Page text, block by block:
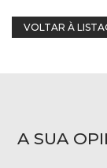
VOLTAR À
A SUA